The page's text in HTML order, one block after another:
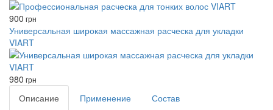
900 грн
Универсальная широкая массажная расческа для укладки
VIART
980 грн
Описание Применение
Состав